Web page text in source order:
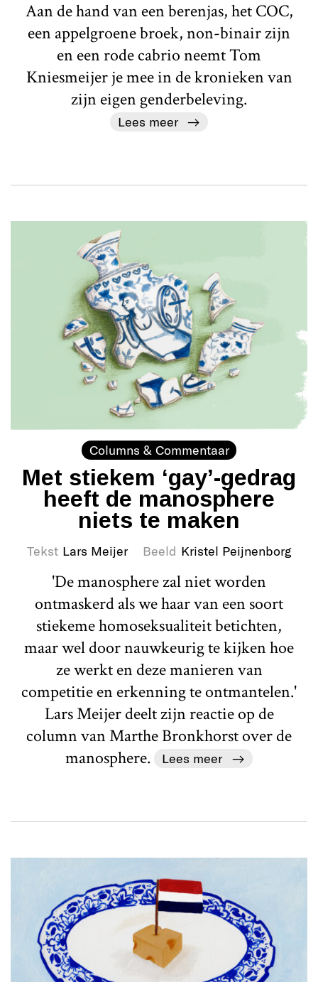
Aan de hand van een berenjas, het COC,
een appelgroene broek, non-binair zijn
en een rode cabrio neemt Tom
Kniesmeijer je mee in de kronieken van
zijn eigen genderbeleving.
Lees meer
Columns & Commentaar
Met stiekem ‘gay’-gedrag
heeft de manosphere
niets te maken
Tekst Lars Meijer Beeld Kristel Peijnenborg
'De manosphere zal niet worden
ontmaskerd als we haar van een soort
stiekeme homoseksualiteit betichten,
maar wel door nauwkeurig te kijken hoe
ze werkt en deze manieren van
competitie en erkenning te ontmantelen.'
Lars Meijer deelt zijn reactie op de
column van Marthe Bronkhorst over de
manosphere.
Lees meer